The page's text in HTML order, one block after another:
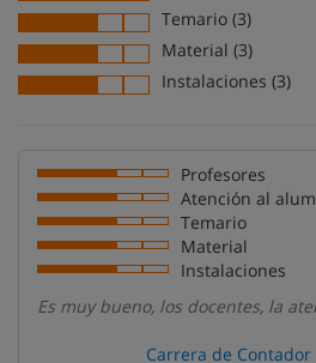
Temario (3)
Material (3)
Instalaciones (3)
Profesores
Atención al
Temario
Material
Instalaciones
Es muy bueno, los docentes, la
Carrera de